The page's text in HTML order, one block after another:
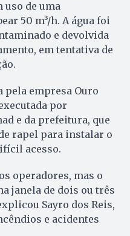
uso de uma
50 m³/h. A água foi
e devolvida
em tentativa de
pela empresa Ouro
por
e da prefeitura, que
rapel para instalar o
acesso.
operadores, mas o
janela de dois ou três
Sayro dos Reis,
e acidentes